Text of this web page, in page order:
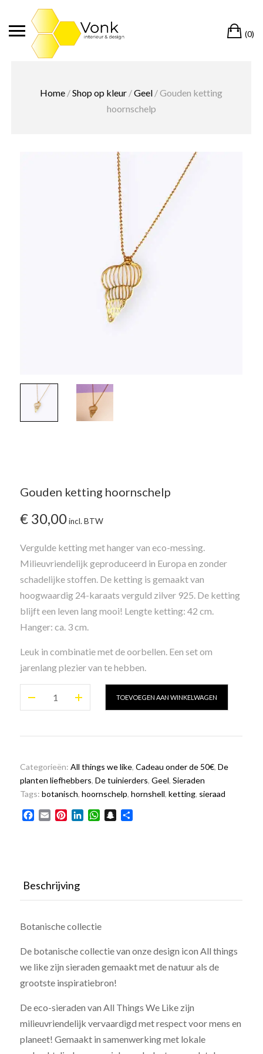
(0)
Home /Shop op kleur /Geel / Gouden ketting
hoornschelp
Gouden ketting hoornschelp
€ 30,00incl. BTW
Vergulde ketting met hanger van eco-messing.
Milieuvriendelijk geproduceerd in Europa en zonder
schadelijke stoffen. De ketting is gemaakt van
hoogwaardig 24-karaats verguld zilver 925. De ketting
blijft een leven lang mooi! Lengte ketting: 42 cm.
Hanger: ca. 3 cm.
Leuk in combinatie met de oorbellen. Een set om
jarenlang plezier van te hebben.
TOEVOEGEN AAN WINKELWAGEN
Categorieën: All things we like, Cadeau onder de 50€, De
planten liefhebbers, De tuinierders, Geel, Sieraden
Tags: botanisch, hoornschelp, hornshell, ketting, sieraad
Facebook
Email PinterestLinkedInWhatsApp
Snapchat
Beschrijving
Botanische collectie
De botanische collectie van onze design icon All things
we like zijn sieraden gemaakt met de natuur als de
grootste inspiratiebron!
De eco-sieraden van All Things We Like zijn
milieuvriendelijk vervaardigd met respect voor mens en
planeet! Gemaakt in samenwerking met lokale